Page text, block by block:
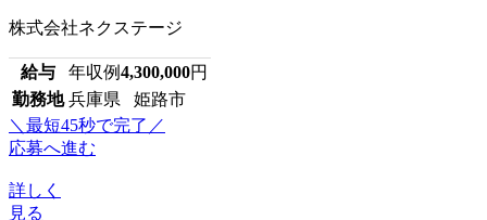
株式会社ネクステージ
給与 年収例4,300,000円
勤務地 兵庫県 姫路市
＼最短45秒で完了／
応募へ進む
詳しく
見る